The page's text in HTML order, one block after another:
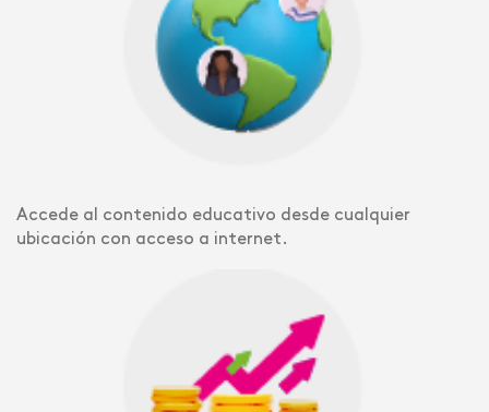
Accede al contenido educativo desde cualquier
ubicación con acceso a internet.